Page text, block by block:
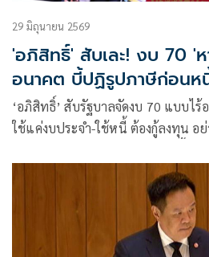
29 มิถุนายน 2569
'อภิสิทธิ์' สับเละ! งบ 70 'ห
อนาคต บี้ปฏิรูปภาษีก่อนห
‘อภิสิทธิ์’ สับรัฐบาลจัดงบ 70 แบบไร้
ใช้แค่งบประจำ-ใช้หนี้ ต้องกู้ลงทุน อ